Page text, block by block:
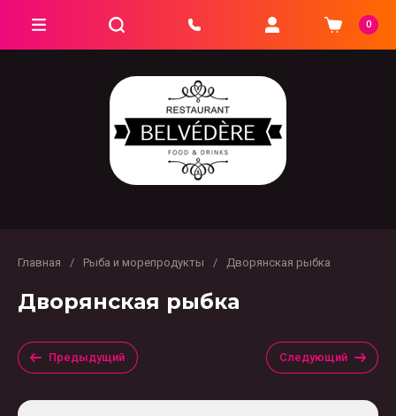
0
Главная / Рыба и морепродукты / Дворянская рыбка
Дворянская рыбка
Предыдущий Следующий